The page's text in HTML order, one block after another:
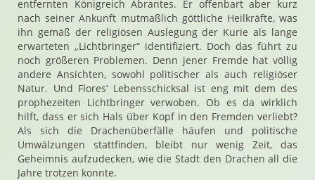
entfernten Königreich Abrantes. Er offenbart aber kurz
nach seiner Ankunft mutmaßlich göttliche Heilkräfte, was
ihn gemäß der religiösen Auslegung der Kurie als lange
erwarteten „Lichtbringer“ identifiziert. Doch das führt zu
noch größeren Problemen. Denn jener Fremde hat völlig
andere Ansichten, sowohl politischer als auch religiöser
Natur. Und Flores‘ Lebensschicksal ist eng mit dem des
prophezeiten Lichtbringer verwoben. Ob es da wirklich
hilft, dass er sich Hals über Kopf in den Fremden verliebt?
Als sich die Drachenüberfälle häufen und politische
Umwälzungen stattfinden, bleibt nur wenig Zeit, das
Geheimnis aufzudecken, wie die Stadt den Drachen all die
Jahre trotzen konnte.